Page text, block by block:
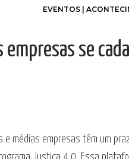
EVENTOS |
empresas se
médias empresas têm um